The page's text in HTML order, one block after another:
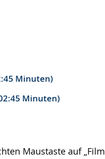
Minuten)
Minuten)
Maustaste auf „Film